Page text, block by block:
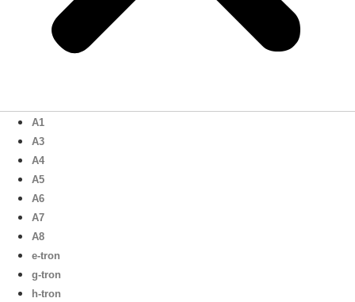
A1
A3
A4
A5
A6
A7
A8
e-tron
g-tron
h-tron